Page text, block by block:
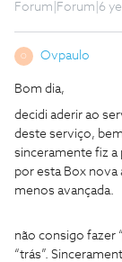
Forum|Forum|6
O Ovpaulo
Bom dia,
decidi aderir ao
deste serviço,
sinceramente fiz a
por esta Box nova
menos avançada.
não consigo fazer
“trás”.